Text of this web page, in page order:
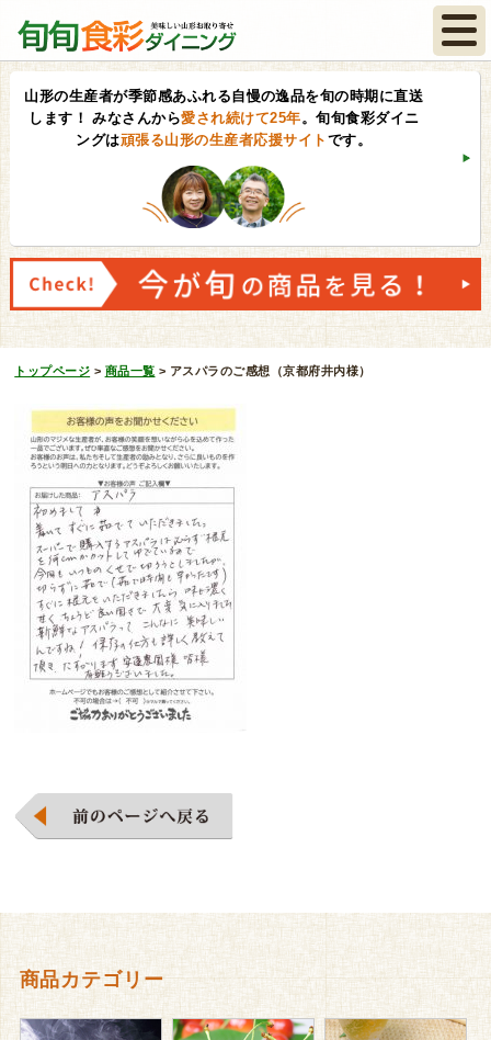
山形の生産者が季節感あふれる自慢の逸品を旬の時期に直送
します！ みなさんから愛され続けて25年。旬旬食彩ダイニ
ングは頑張る山形の生産者応援サイト です。
トップページ > 商品一覧 > アスパラのご感想（京都府井内様）
商品カテゴリー